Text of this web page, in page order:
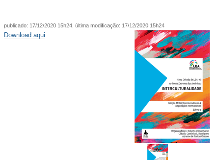
publicado: 17/12/2020 15h24 ,última modificação: 17/12/2020 15h24
Download aqui